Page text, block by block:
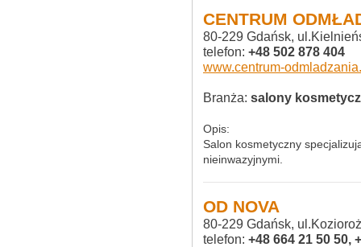
CENTRUM
80-229 Gdańsk,
telefon: +48 502 878 404
www.centrum-
Branża: salony
Opis:
Salon kosmetyczny
nieinwazyjnymi.
OD NOVA
80-229 Gdańsk,
telefon: +48 664 21 50 50,